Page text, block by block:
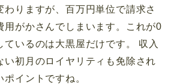
わりますが、百万円単位で請求さ
用がかさんでしまいます。これが0
ているのは大黒屋だけです。 収入
い初月のロイヤリティも免除され
イントですね。